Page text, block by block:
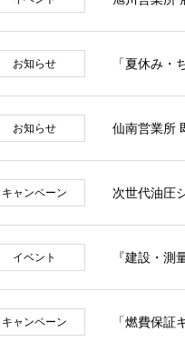
お知らせ 「夏休み・
お知らせ 仙南営業所
キャンペーン 次世代油圧
イベント 『建設・測
キャンペーン 「燃費保